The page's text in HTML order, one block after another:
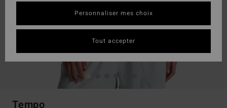
Tempo
Personnaliser mes choix
Tout accepter